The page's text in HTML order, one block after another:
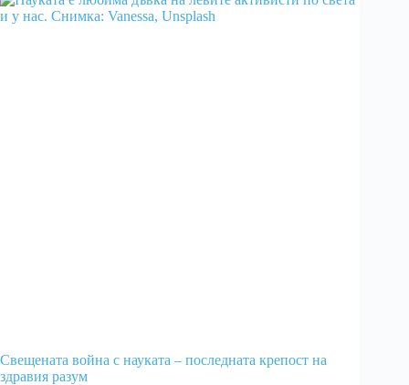
Свещената война с науката – последната крепост на
здравия разум